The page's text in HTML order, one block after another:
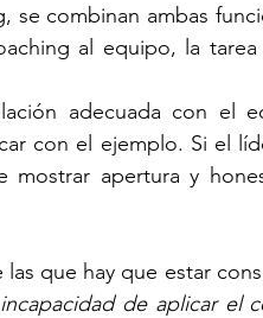
se combinan ambas
al equipo, la
adecuada con el
con el ejemplo. Si el
apertura y
que hay que estar
de aplicar el